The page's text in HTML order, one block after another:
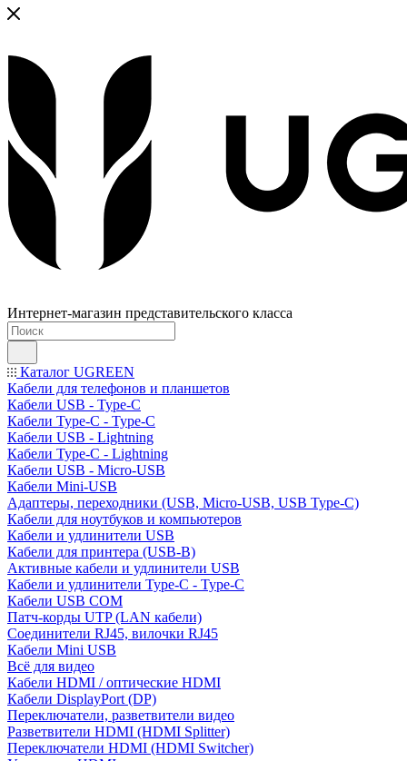
Интернет-магазин представительского класса
Каталог UGREEN
Кабели для телефонов и планшетов
Кабели USB - Type-C
Кабели Type-C - Type-C
Кабели USB - Lightning
Кабели Type-C - Lightning
Кабели USB - Micro-USB
Кабели Mini-USB
Адаптеры, переходники (USB, Micro-USB, USB Type-C)
Кабели для ноутбуков и компьютеров
Кабели и удлинители USB
Кабели для принтера (USB-B)
Активные кабели и удлинители USB
Кабели и удлинители Type-C - Type-C
Кабели USB COM
Патч-корды UTP (LAN кабели)
Соединители RJ45, вилочки RJ45
Кабели Mini USB
Всё для видео
Кабели HDMI / оптические HDMI
Кабели DisplayPort (DP)
Переключатели, разветвители видео
Разветвители HDMI (HDMI Splitter)
Переключатели HDMI (HDMI Switcher)